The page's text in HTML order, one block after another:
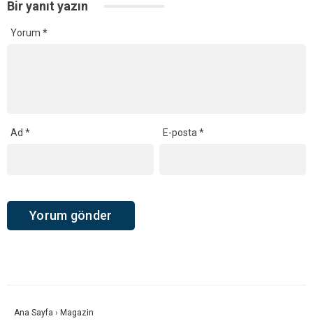
Bir yanıt yazın
Yorum *
Ad * E-posta*
Ana Sayfa › Magazin